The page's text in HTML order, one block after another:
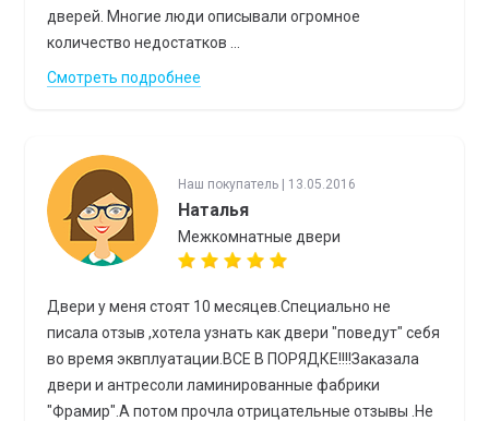
дверей. Многие люди описывали огромное
количество недостатков ...
Смотреть подробнее
Наш покупатель | 13.05.2016
Наталья
Межкомнатные двери
Двери у меня стоят 10 месяцев.Специально не
писала отзыв ,хотела узнать как двери "поведут" себя
во время эквплуатации.ВСЕ В ПОРЯДКЕ!!!!Заказала
двери и антресоли ламинированные фабрики
"Фрамир".А потом прочла отрицательные отзывы .Не